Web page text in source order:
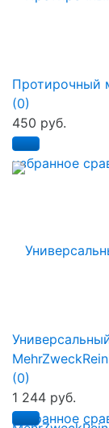
избранное
Протирочный
(0)
450 руб.
избранное
(0)
1 244 руб.